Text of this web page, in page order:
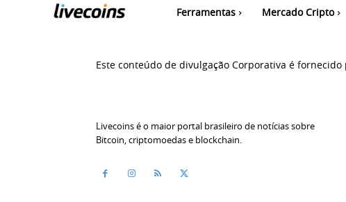
Ferramentas Mercado Cripto
Este conteúdo de divulgação Corporativa é fornecido
Livecoins é o maior portal brasileiro de notícias sobre
Bitcoin, criptomoedas e blockchain.